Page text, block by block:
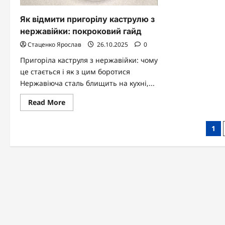
Як відмити пригорілу каструлю з
нержавійки: покроковий гайд
Стаценко Ярослав 26.10.2025 0
Пригоріла каструля з нержавійки: чому
це стається і як з цим боротися
Нержавіюча сталь блищить на кухні,...
Read MoreRead
more
каструлю
1